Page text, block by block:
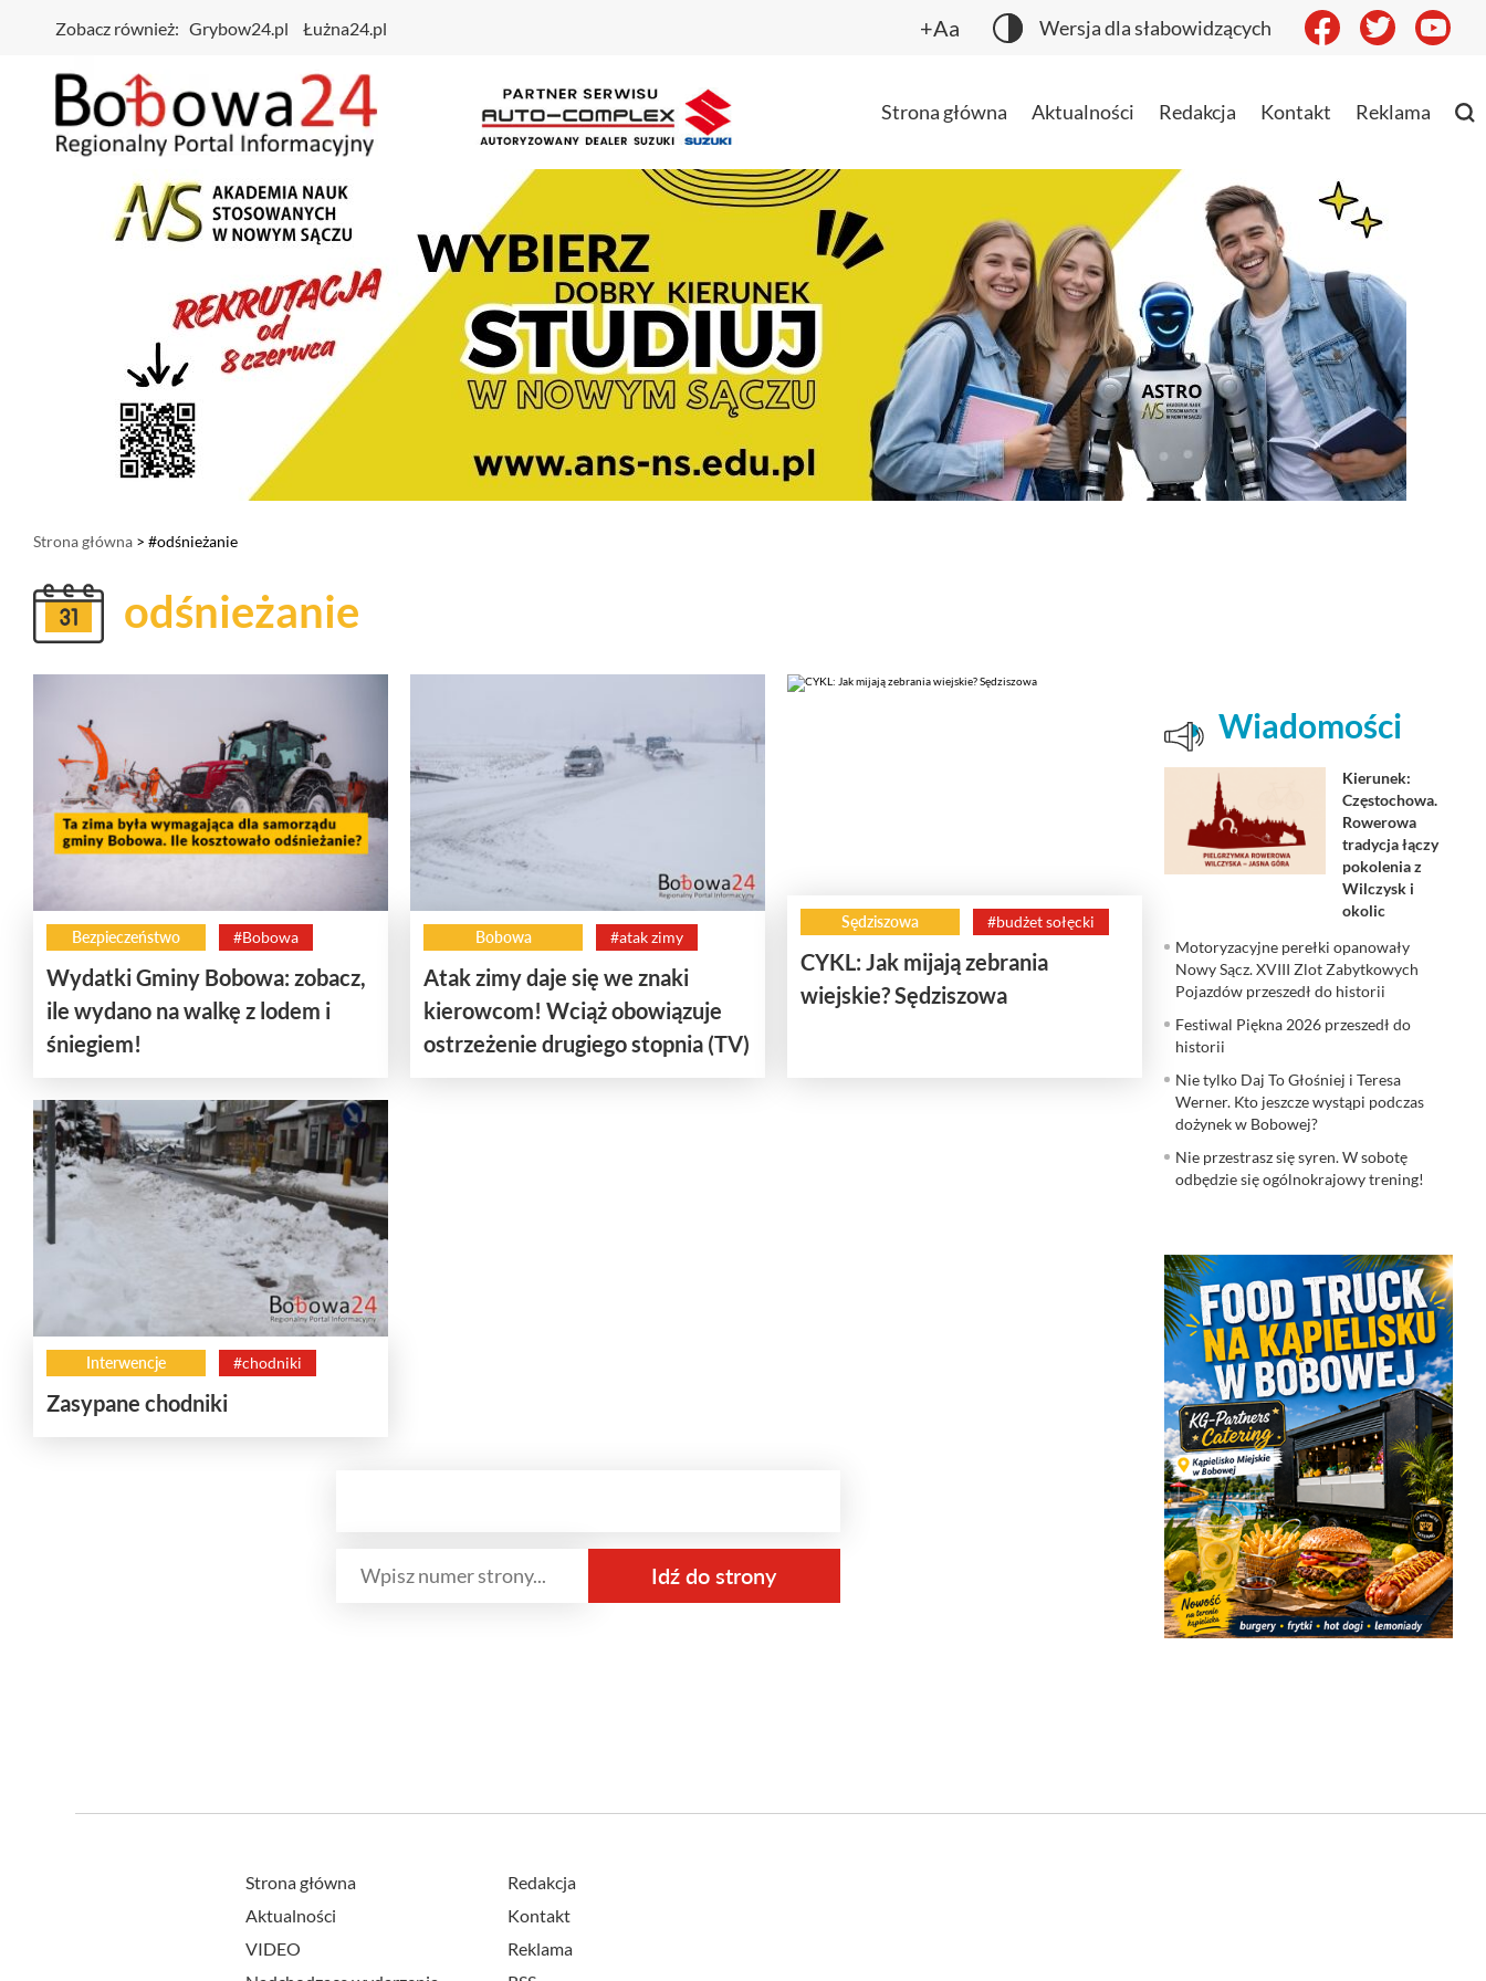
Zobacz również: Grybow24.pl Łużna24.pl +Aa Wersja dla słabowidzących
Strona główna Aktualności Redakcja Kontakt Reklama
Strona główna > #odśnieżanie
odśnieżanie
Bezpieczeństwo #Bobowa
Wydatki Gminy Bobowa: zobacz,
ile wydano na walkę z lodem i
śniegiem!
Bobowa #atak zimy
Atak zimy daje się we znaki
kierowcom! Wciąż obowiązuje
ostrzeżenie drugiego stopnia (TV)
Sędziszowa #budżet sołęcki
CYKL: Jak mijają zebrania
wiejskie? Sędziszowa
Interwencje #chodniki
Zasypane chodniki
Wiadomości
Kierunek:
Częstochowa.
Rowerowa
tradycja łączy
pokolenia z
Wilczysk i
okolic
Motoryzacyjne perełki opanowały
Nowy Sącz. XVIII Zlot Zabytkowych
Pojazdów przeszedł do historii
Festiwal Piękna 2026 przeszedł do
historii
Nie tylko Daj To Głośniej i Teresa
Werner. Kto jeszcze wystąpi podczas
dożynek w Bobowej?
Nie przestrasz się syren. W sobotę
odbędzie się ogólnokrajowy trening!
Strona główna
Aktualności
VIDEO
Redakcja
Kontakt
Reklama